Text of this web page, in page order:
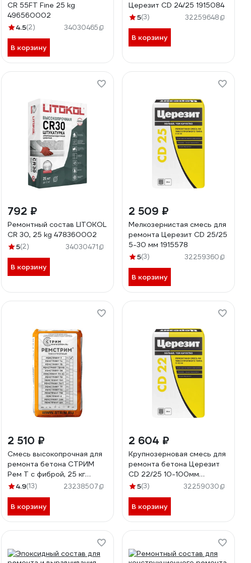
CR 55FT Fine 25 kg
496560002
4.5(2) 34030465
В корзину
Церезит CD 24/25 1915084
5(3) 32259648
В корзину
792 ₽
Ремонтный состав LITOKOL
CR 30, 25 kg 478360002
5(2) 34030471
В корзину
2 509 ₽
Мелкозернистая смесь для
ремонта Церезит CD 25/25
5-30 мм 1915578
5(3) 32259360
В корзину
2 510 ₽
Смесь высокопрочная для
ремонта бетона СТРИМ
Рем Т с фиброй, 25 кг
БС-00001462
4.9(13) 23238507
В корзину
2 604 ₽
Крупнозерновая смесь для
ремонта бетона Церезит
CD 22/25 10-100мм
1915083
5(3) 32259030
В корзину